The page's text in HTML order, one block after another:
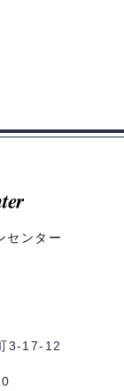
センター
3-17-12